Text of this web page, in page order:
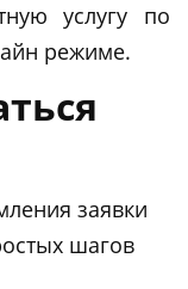
услугу по
режиме.
заявки
шагов